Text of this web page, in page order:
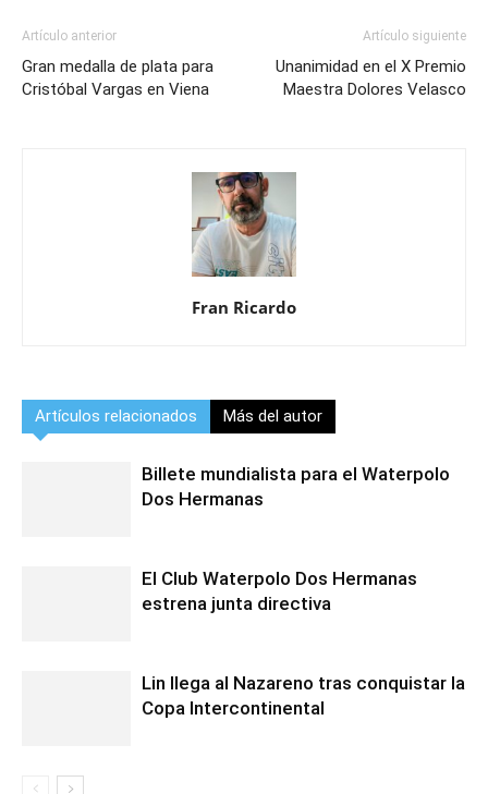
Artículo anterior
Gran medalla de plata para
Cristóbal Vargas en Viena
Artículo siguiente
Unanimidad en el X Premio
Maestra Dolores Velasco
Fran Ricardo
Artículos relacionados Más del autor
Billete mundialista para el Waterpolo
Dos Hermanas
El Club Waterpolo Dos Hermanas
estrena junta directiva
Lin llega al Nazareno tras conquistar la
Copa Intercontinental